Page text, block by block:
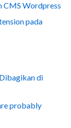
CMS Wordpress
pada
di
probably